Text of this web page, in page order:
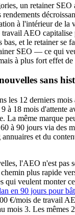
un retainer SEO
à l'intérieur de la
travail AEO
bas, et le retainer se
SEO — ce qui
à plus fort effet de
sans
les 12 derniers mois
à 18 mois d'attente
La même marque
à 90 jours via des
annuaires et du
l'AEO n'est pas
plus rapide
qui veulent monter
en 90 jours pour
€/mois de travail
mois 3. Les mêmes